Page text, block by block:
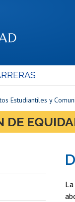
Estudiantiles y
DE